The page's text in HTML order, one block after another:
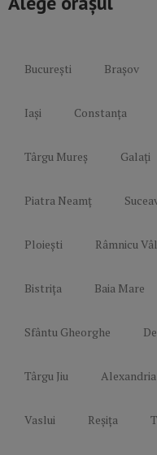
București Brașov
Iași Constanța
Târgu Mureș Galați
Piatra Neamț
Ploiești Râmnicu
Bistrița Baia Mare
Sfântu Gheorghe
Târgu Jiu Alexandria
Vaslui Reșița